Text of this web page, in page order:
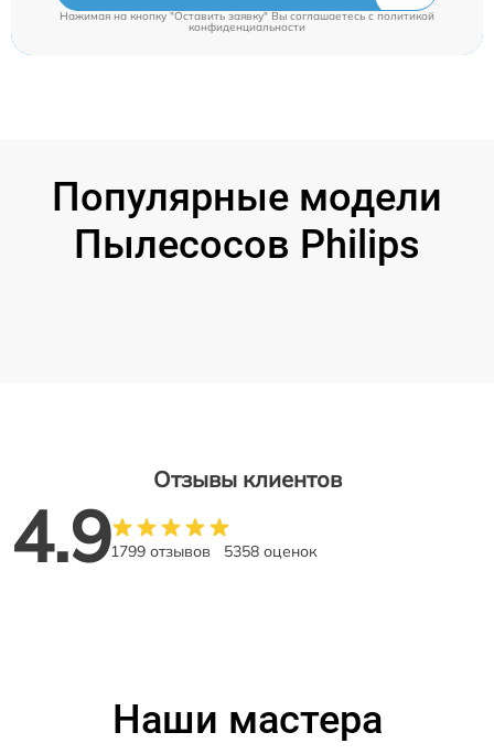
Нажимая на кнопку "Оставить заявку" Вы соглашаетесь c политикой
конфиденциальности
Популярные модели
Пылесосов Philips
Отзывы клиентов
4.91799 отзывов 5358 оценок
Наши мастера